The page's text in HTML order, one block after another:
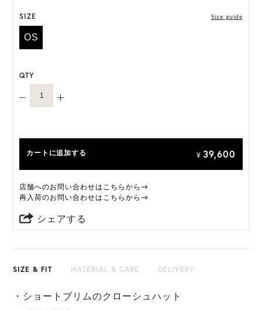
ずれかの商品のお届けとなります。あらかじめご了
承ください。
*天然素材を用いたハンドメイドのため、サイズ・色
HAT BOX に収納できない商品です。
SIZE Size guide
OS
QTY
カートに追加する ¥ 39,600
店舗へのお問い合わせはこちらから→
再入荷のお問い合わせはこちらから→
シェアする
SIZE & FIT MATERIAL & CARE DELIVERY
・ショートブリムのクローシュハット